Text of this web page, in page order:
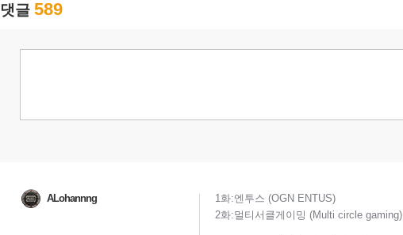
댓글 589
ALohannng
1화:엔투스 (OGN ENTUS)
2화:멀티서클게이밍 (Multi circle gaming)